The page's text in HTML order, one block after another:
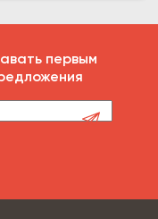
первым